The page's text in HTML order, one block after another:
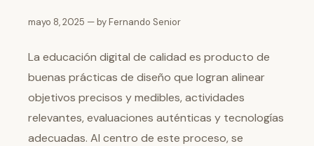
mayo 8, 2025 — by Fernando Senior
La educación digital de calidad es producto de
buenas prácticas de diseño que logran alinear
objetivos precisos y medibles, actividades
relevantes, evaluaciones auténticas y tecnologías
adecuadas. Al centro de este proceso, se